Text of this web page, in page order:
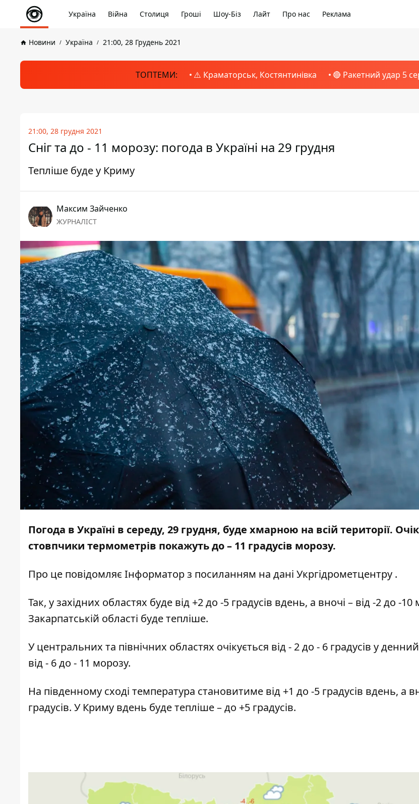
Україна Війна Столиця Гроші Шоу-Біз Лайт Про нас Реклама
Новини Україна 21:00, 28 Грудень 2021
ТОПТЕМИ: ⚠️ Краматорськ, Костянтинівка 🔴 Ракетний удар 5
21:00, 28 грудня 2021
Сніг та до - 11 морозу: погода в Україні на 29 грудня
Тепліше буде у Криму
Максим Зайченко
ЖУРНАЛІСТ
Погода в Україні в середу, 29 грудня, буде хмарною на всій території.
стовпчики термометрів покажуть до – 11 градусів морозу.
Про це повідомляє Інформаторз посиланням на дані Укргідрометцентру .
Так, у західних областях буде від +2 до -5 градусів вдень, а вночі – від -2 до -10
Закарпатській області буде тепліше.
У центральних та північних областях очікується від - 2 до - 6 градусів у
від - 6 до - 11 морозу.
На південному сході температура становитиме від +1 до -5 градусів вдень, а
градусів. У Криму вдень буде тепліше – до +5 градусів.